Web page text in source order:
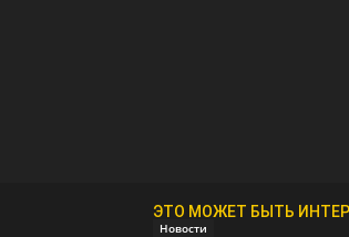
ЭТО МОЖЕТ БЫТЬ
Новости